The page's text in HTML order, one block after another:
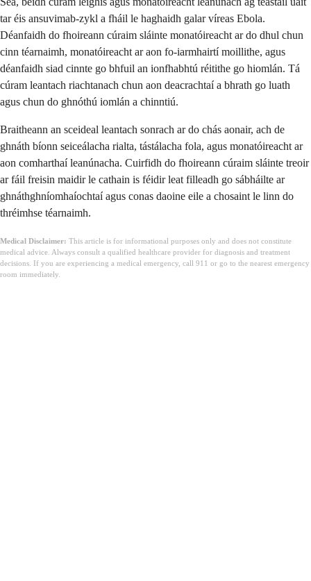
tar éis ansuvimab-zykl a fháil le haghaidh galar víreas Ebola.
Déanfaidh do fhoireann cúraim sláinte monatóireacht ar do dhul chun
cinn téarnaimh, monatóireacht ar aon fo-iarmhairtí moillithe, agus
déanfaidh siad cinnte go bhfuil an ionfhabhtú réitithe go hiomlán. Tá
cúram leantach riachtanach chun aon deacrachtaí a bhrath go luath
agus chun do ghnóthú iomlán a chinntiú.
Braitheann an sceideal leantach sonrach ar do chás aonair, ach de
ghnáth bíonn seiceálacha rialta, tástálacha fola, agus monatóireacht ar
aon comharthaí leanúnacha. Cuirfidh do fhoireann cúraim sláinte treoir
ar fáil freisin maidir le cathain is féidir leat filleadh go sábháilte ar
ghnáthghníomhaíochtaí agus conas daoine eile a chosaint le linn do
thréimhse téarnaimh.
Medical Disclaimer: This article is for informational purposes only and does not constitute
medical advice. Always consult a qualified healthcare provider for diagnosis and treatment
decisions. If you are experiencing a medical emergency, call 911 or go to the nearest emergency
room immediately.